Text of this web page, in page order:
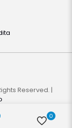
Reserved. |
0